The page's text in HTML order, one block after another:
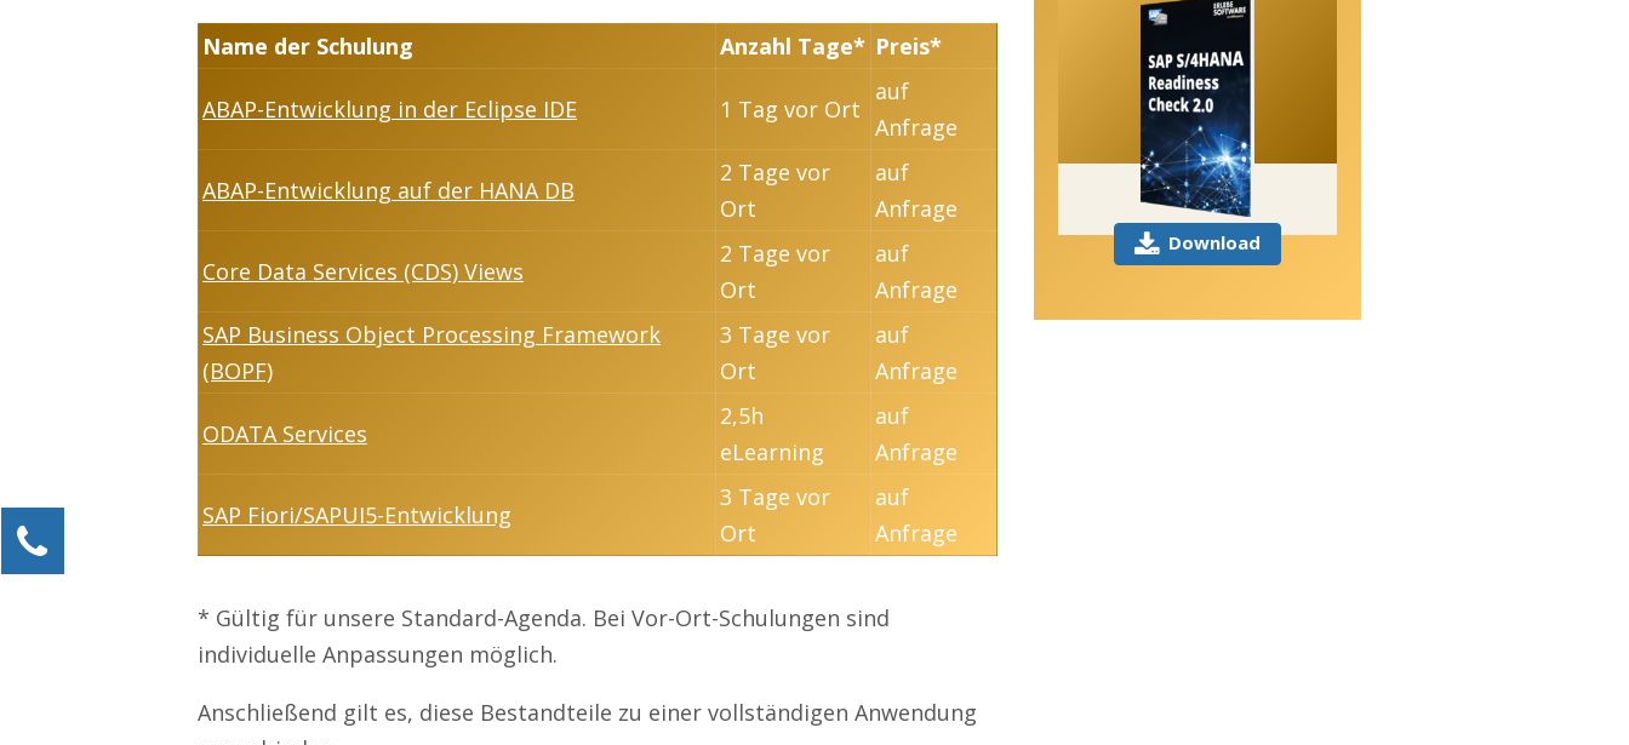
Download
Name der Schulung Anzahl Tage* Preis*
ABAP-Entwicklung in der Eclipse IDE 1 Tag vor Ort
auf
Anfrage
ABAP-Entwicklung auf der HANA DB
2 Tage vor
Ort
auf
Anfrage
Core Data Services (CDS) Views
2 Tage vor
Ort
auf
Anfrage
SAP Business Object Processing Framework
(BOPF)
3 Tage vor
Ort
auf
Anfrage
ODATA Services
2,5h
eLearning
auf
Anfrage
SAP Fiori/SAPUI5-Entwicklung
3 Tage vor
Ort
auf
Anfrage
* Gültig für unsere Standard-Agenda. Bei Vor-Ort-Schulungen sind
individuelle Anpassungen möglich.
Anschließend gilt es, diese Bestandteile zu einer vollständigen Anwendung
Kontaktieren Sie uns!
Kundenservice
0211 946 285 72-15
Ihre Anfrage